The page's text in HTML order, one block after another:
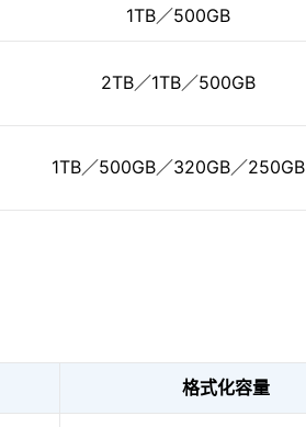
1TB／500GB
2TB／1TB／500GB
1TB／500GB／320GB／250GB
格式化容量